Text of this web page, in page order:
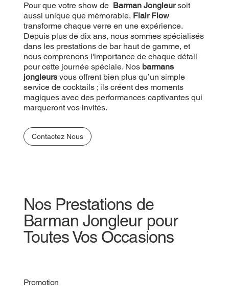
Pour que votre show de Barman Jongleursoit
aussi unique que mémorable, Flair Flow
transforme chaque verre en une expérience.
Depuis plus de dix ans, nous sommes spécialisés
dans les prestations de bar haut de gamme, et
nous comprenons l'importance de chaque détail
pour cette journée spéciale. Nos barmans
jongleursvous offrent bien plus qu’un simple
service de cocktails ; ils créent des moments
magiques avec des performances captivantes qui
marqueront vos invités.
Contactez Nous
Nos Prestations de
Barman Jongleur pour
Toutes Vos Occasions
Promotion